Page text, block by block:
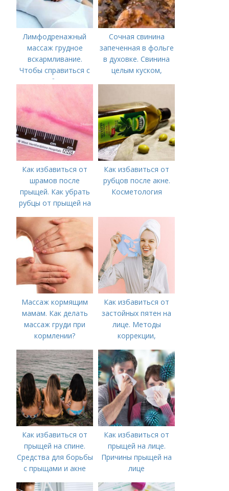
Лимфодренажный
массаж грудное
вскармливание.
Чтобы справиться с
нагрубанием,
необходимо
следующие действия:
Сочная свинина
запеченная в фольге
в духовке. Свинина
целым куском,
рецептов
Как избавиться от
шрамов после
прыщей. Как убрать
рубцы от прыщей на
Как избавиться от
рубцов после акне.
Косметология
Массаж кормящим
мамам. Как делать
массаж груди при
кормлении?
Как избавиться от
застойных пятен на
лице. Методы
коррекции,
акне и удаления
рубцов и шрамов
постакне
Как избавиться от
прыщей на спине.
Средства для борьбы
с прыщами и акне
Как избавиться от
прыщей на лице.
Причины прыщей на
лице